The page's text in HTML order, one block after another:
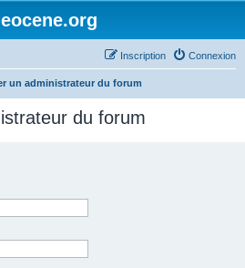
Connexion
Inscription
un administrateur du forum
du forum